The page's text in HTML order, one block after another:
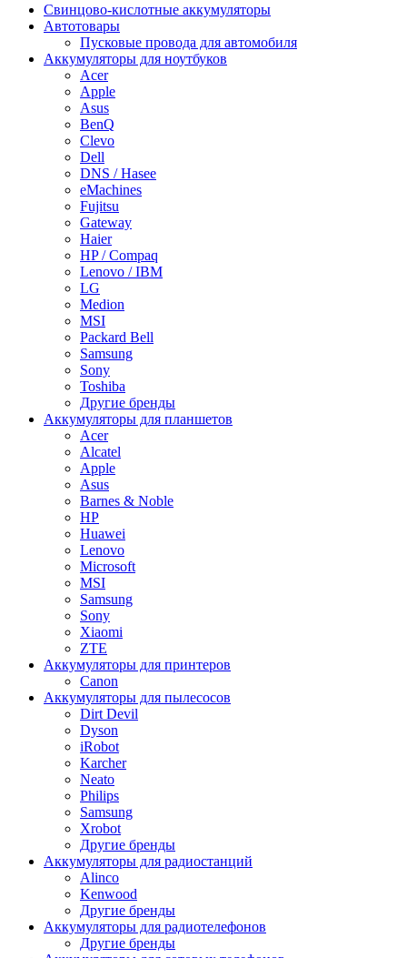
Cвинцово-кислотные аккумуляторы
Автотовары
Пусковые провода для автомобиля
Аккумуляторы для ноутбуков
Acer
Apple
Asus
BenQ
Clevo
Dell
DNS / Hasee
eMachines
Fujitsu
Gateway
Haier
HP / Compaq
Lenovo / IBM
LG
Medion
MSI
Packard Bell
Samsung
Sony
Toshiba
Другие бренды
Аккумуляторы для планшетов
Acer
Alcatel
Apple
Asus
Barnes & Noble
HP
Huawei
Lenovo
Microsoft
MSI
Samsung
Sony
Xiaomi
ZTE
Аккумуляторы для принтеров
Canon
Аккумуляторы для пылесосов
Dirt Devil
Dyson
iRobot
Karcher
Neato
Philips
Samsung
Xrobot
Другие бренды
Аккумуляторы для радиостанций
Alinco
Kenwood
Другие бренды
Аккумуляторы для радиотелефонов
Другие бренды